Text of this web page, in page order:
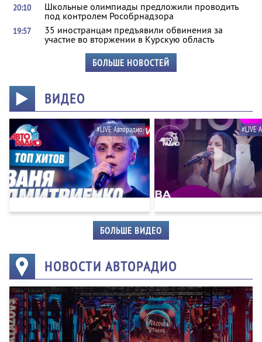
20:10
Школьные олимпиады предложили проводить
под контролем Рособрнадзора
19:57
35 иностранцам предъявили обвинения за
участие во вторжении в Курскую область
БОЛЬШЕ НОВОСТЕЙ
ВИДЕО
#LIVE Авторадио #LIVE
БОЛЬШЕ ВИДЕО
НОВОСТИ АВТОРАДИО